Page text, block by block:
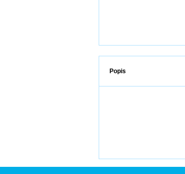
Popis